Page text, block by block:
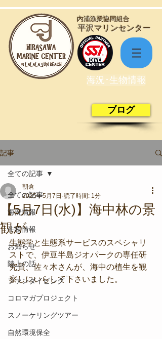
​平沢マリンセンター
​内浦漁業協同組合
海況･生物情報
ブログ
記事
全ての記事
海況情報
生物情報
お知らせ
陸上の話
ファンダイビング
コロマガプロジェクト
スノーケリングツアー
自然環境保全
全ての記事
【5月7日(水)】海中林の景
観が
朝倉
2025年5月7日 読了時間: 1分
生態学と生態系サービスのスペシャリ
ストで、伊豆半島ジオパークの専任研
究員、佐々木さんが、海中の植生を観
察しにいらして下さいました。